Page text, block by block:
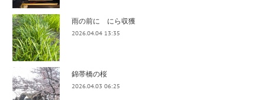
雨の前に にら収獲
2026.04.04 13:35
錦帯橋の桜
2026.04.03 06:25